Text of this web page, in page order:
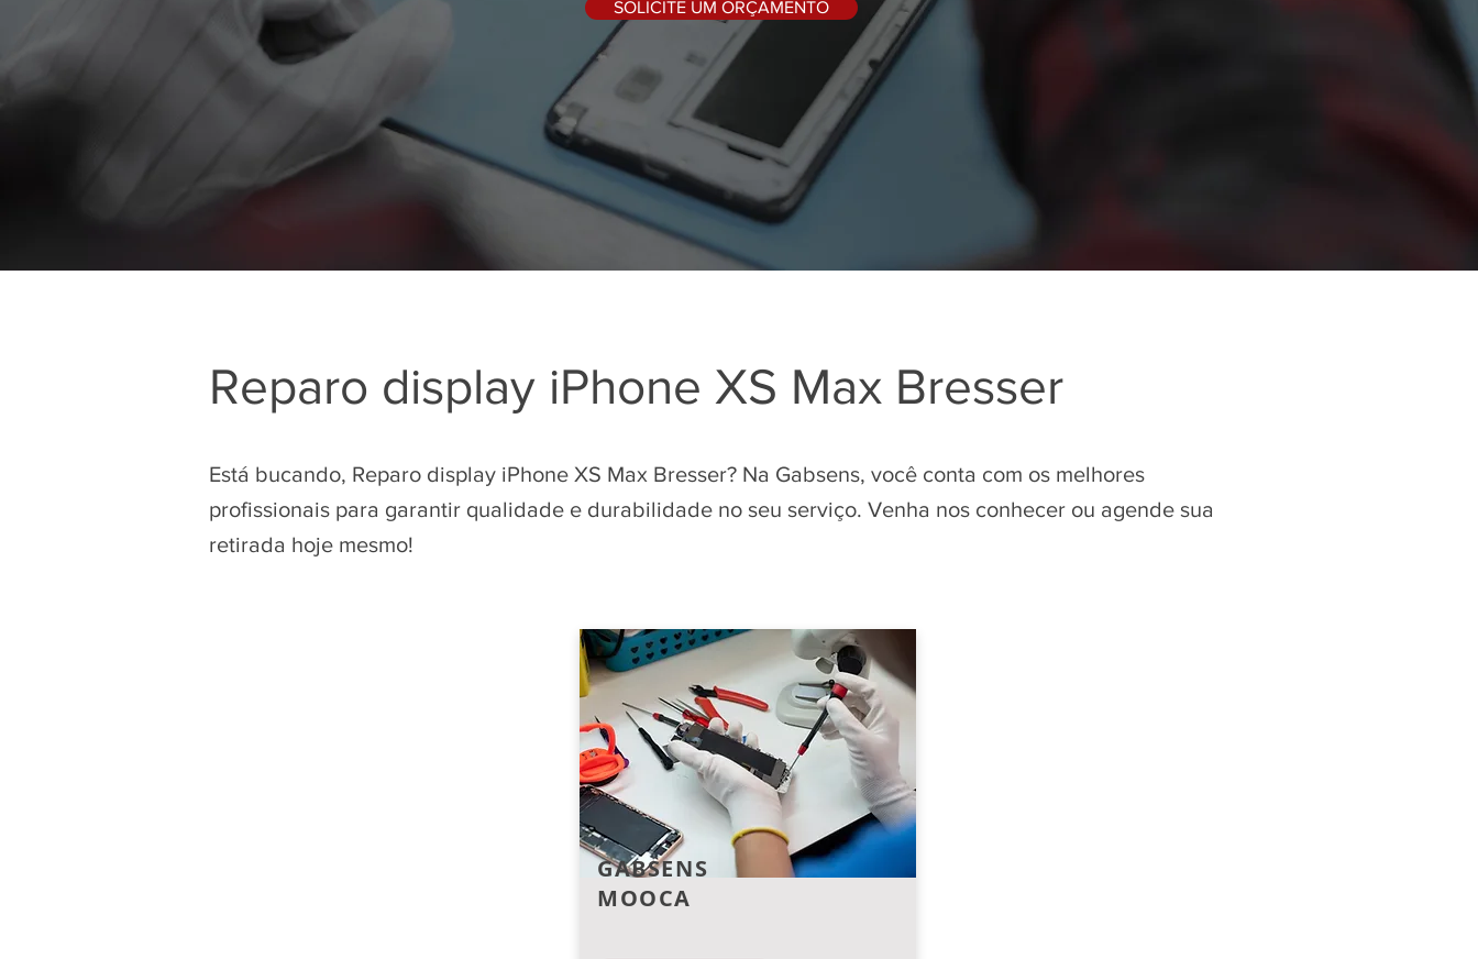
SOLICITE UM ORÇAMENTO
Reparo display iPhone XS Max Bresser
Está bucando, Reparo display iPhone XS Max Bresser? Na Gabsens, você conta com os melhores
profissionais para garantir qualidade e durabilidade no seu serviço. Venha nos conhecer ou agende sua
retirada hoje mesmo!
GABSENS
MOOCA